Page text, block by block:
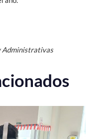
Administrativas